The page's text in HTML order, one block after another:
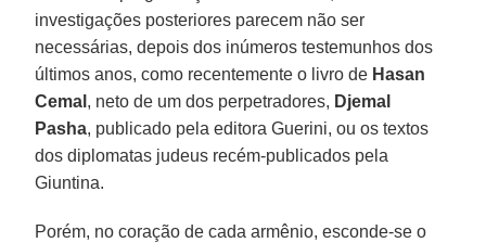
investigações posteriores parecem não ser
necessárias, depois dos inúmeros testemunhos dos
últimos anos, como recentemente o livro de Hasan
Cemal , neto de um dos perpetradores, Djemal
Pasha, publicado pela editora Guerini, ou os textos
dos diplomatas judeus recém-publicados pela
Giuntina.
Porém, no coração de cada armênio, esconde-se o